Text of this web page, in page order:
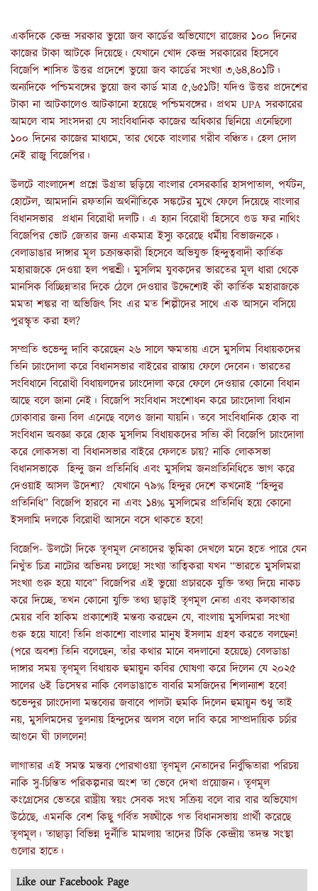
একদিকে কেন্দ্র সরকার ভুয়ো জব কার্ডের অভিযোগে রাজ্যের ১০০ দিনের
কাজের টাকা আটকে দিয়েছে। যেখানে খোদ কেন্দ্র সরকারের হিসেবে
বিজেপি শাসিত উত্তর প্রদেশে ভুয়ো জব কার্ডের সংখ্যা ৩,৬৪,৪০১টি।
অন্যদিকে পশ্চিমবঙ্গের ভুয়ো জব কার্ড মাত্র ৫,৬৫১টি! যদিও উত্তর প্রদেশের
টাকা না আটকালেও আটকানো হয়েছে পশ্চিমবঙ্গের। প্রথম UPA সরকারের
আমলে বাম সাংসদরা যে সাংবিধানিক কাজের অধিকার ছিনিয়ে এনেছিলো
১০০ দিনের কাজের মাধ্যমে, তার থেকে বাংলার গরীব বঞ্চিত। হেল দোল
নেই রাজু বিজেপির।
উলটে বাংলাদেশ প্রশ্নে উগ্রতা ছড়িয়ে বাংলার বেসরকারি হাসপাতাল, পর্যটন,
হোটেল, আমদানি রফতানি অর্থনীতিকে সঙ্কটের মুখে ফেলে দিয়েছে বাংলার
বিধানসভার প্রধান বিরোধী দলটি। এ হ্যান বিরোধী হিসেবে গুড ফর নাথিং
বিজেপির ভোট জেতার জন্য একমাত্র ইস্যু করেছে ধর্মীয় বিভাজনকে।
বেলাডাঙার দাঙ্গার মূল চক্রান্তকারী হিসেবে অভিযুক্ত হিন্দুত্ববাদী কার্তিক
মহারাজকে দেওয়া হল পদ্মশ্রী। মুসলিম যুবকদের ভারতের মূল ধারা থেকে
মানসিক বিচ্ছিন্নতার দিকে ঠেলে দেওয়ার উদ্দেশ্যেই কী কার্তিক মহারাজকে
মমতা শঙ্কর বা অভিজিৎ সিং এর মত শিল্পীদের সাথে এক আসনে বসিয়ে
পুরস্কৃত করা হল?
সম্প্রতি শুভেন্দু দাবি করেছেন ২৬ সালে ক্ষমতায় এসে মুসলিম বিধায়কদের
তিনি চ্যাংদোলা করে বিধানসভার বাইরের রাস্তায় ফেলে দেবেন। ভারতের
সংবিধানে বিরোধী বিধায়লদের চ্যাংদোলা করে ফেলে দেওয়ার কোনো বিধান
আছে বলে জানা নেই। বিজেপি সংবিধান সংশোধন করে চ্যাংদোলা বিধান
ঢোকাবার জন্য বিল এনেছে বলেও জানা যায়নি। তবে সাংবিধানিক হোক বা
সংবিধান অবজ্ঞা করে হোক মুসলিম বিধায়কদের সত্যি কী বিজেপি চ্যাংদোলা
করে লোকসভা বা বিধানসভার বাইরে ফেলতে চায়? নাকি লোকসভা
বিধানসভাকে হিন্দু জন প্রতিনিধি এবং মুসলিম জনপ্রতিনিধিতে ভাগ করে
দেওয়াই আসল উদেশ্য? যেখানে ৭৯% হিন্দুর দেশে কখনোই “হিন্দুর
প্রতিনিধি” বিজেপি হারবে না এবং ১৪% মুসলিমের প্রতিনিধি হয়ে কোনো
ইসলামি দলকে বিরোধী আসনে বসে থাকতে হবে!
বিজেপি- উলটো দিকে তৃণমূল নেতাদের ভূমিকা দেখলে মনে হতে পারে যেন
নিখুঁত চিত্র নাট্যের অভিনয় চলছে! সংখ্যা তাত্বিকরা যখন “ভারতে মুসলিমরা
সংখ্যা গুরু হয়ে যাবে” বিজেপির এই ভুয়ো প্রচারকে যুক্তি তথ্য দিয়ে নাকচ
করে দিচ্ছে, তখন কোনো যুক্তি তথ্য ছাড়াই তৃণমূল নেতা এবং কলকাতার
মেয়র ববি হাকিম প্রকাশ্যেই মন্তব্য করছেন যে, বাংলায় মুসলিমরা সংখ্যা
গুরু হয়ে যাবে! তিনি প্রকাশ্যে বাংলার মানুষ ইসলাম গ্রহণ করতে বলছেন!
(পরে অবশ্য তিনি বলেছেন, তাঁর কথার মানে বদলানো হয়েছে) বেলডাঙা
দাঙ্গার সময় তৃণমূল বিধায়ক হুমায়ুন কবির ঘোষণা করে দিলেন যে ২০২৫
সালের ৬ই ডিসেম্বর নাকি বেলডাঙাতে বাবরি মসজিদের শিলান্যাশ হবে!
শুভেন্দুর চ্যাংদোলা মন্তব্যের জবাবে পালটা হুমকি দিলেন হুমায়ুন শুধু তাই
নয়, মুসলিমদের তুলনায় হিন্দুদের অলস বলে দাবি করে সাম্প্রদায়িক চর্চার
আগুনে ঘী ঢাললেন!
লাগাতার এই সমস্ত মন্তব্য পোরখাওয়া তৃণমূল নেতাদের নির্বুদ্ধিতারা পরিচয়
নাকি সু-চিন্তিত পরিকল্পনার অংশ তা ভেবে দেখা প্রয়োজন। তৃণমূল
কংগ্রেসের ভেতরে রাষ্ট্রীয় স্বয়ং সেবক সংঘ সক্রিয় বলে বার বার অভিযোগ
উঠেছে, এমনকি বেশ কিছু গর্বিত সঙ্ঘীকে গত বিধানসভায় প্রার্থী করেছে
তৃণমূল। তাছাড়া বিভিন্ন দুর্নীতি মামলায় তাদের টিকি কেন্দ্রীয় তদন্ত সংস্থা
গুলোর হাতে।
Like our Facebook Page